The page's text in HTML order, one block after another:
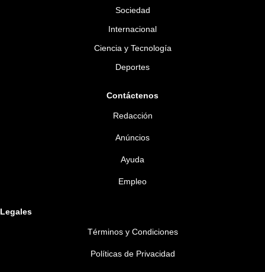
Sociedad
Internacional
Ciencia y Tecnología
Deportes
Contáctenos
Redacción
Anúncios
Ayuda
Empleo
Legales
Términos y Condiciones
Políticas de Privacidad